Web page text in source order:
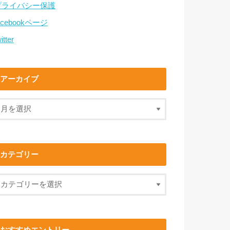
ライバシー保護
ページ
アーカイブ
カテゴリー